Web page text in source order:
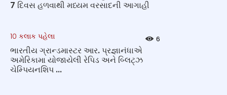
7 દિવસ હળવાથી મધ્યમ વરસાદની આગાહી
10 કલાક પહેલા 6
ભારતીય ગ્રાન્ડમાસ્ટર આર. પ્રજ્ઞાનંધાએ
અમેરિકામા યોજાયેલી રેપિડ અને બ્લિટ્ઝ
ચેમ્પિયનશિપ ...